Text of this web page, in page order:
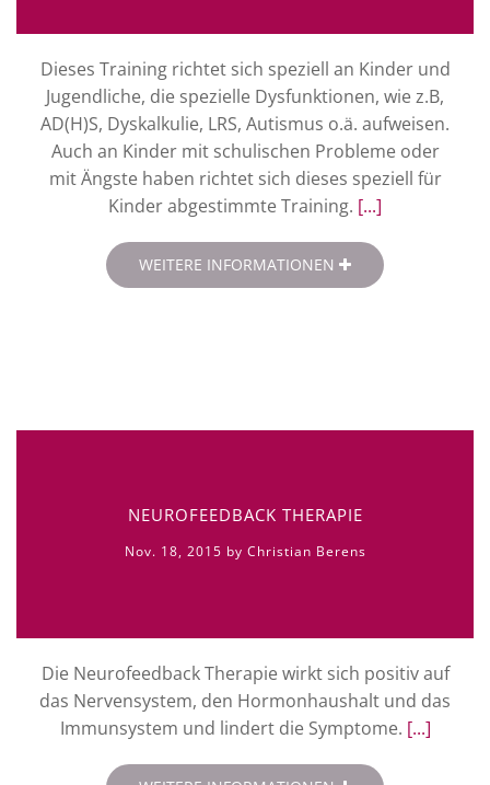
Dieses Training richtet sich speziell an Kinder und
Jugendliche, die spezielle Dysfunktionen, wie z.B,
AD(H)S, Dyskalkulie, LRS, Autismus o.ä. aufweisen.
Auch an Kinder mit schulischen Probleme oder
mit Ängste haben richtet sich dieses speziell für
Kinder abgestimmte Training. [...]
WEITERE INFORMATIONEN
NEUROFEEDBACK THERAPIE
Nov. 18, 2015 by Christian Berens
Die Neurofeedback Therapie wirkt sich positiv auf
das Nervensystem, den Hormonhaushalt und das
Immunsystem und lindert die Symptome. [...]